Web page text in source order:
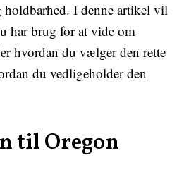
I denne artikel vil
har brug for at vide om
hvordan du vælger den rette
du vedligeholder den
til Oregon